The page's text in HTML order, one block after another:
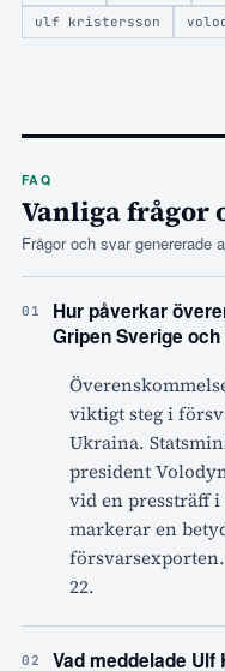
ulf kristersson
FAQ
Vanliga frågor
Frågor och svar genererade
01
Hur påverkar
Gripen Sverige
viktigt steg i
Ukraina.
president
vid en pressträff
markerar en
försvarsexporten.
22.
02 Vad meddelade